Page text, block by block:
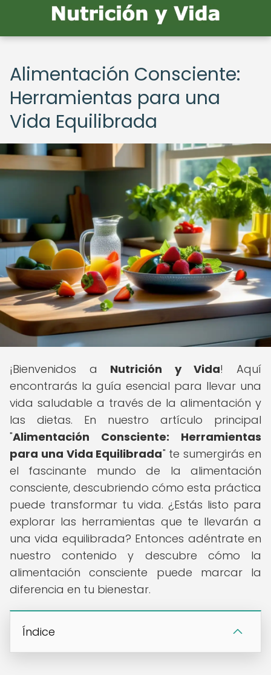
Alimentación Consciente:
Herramientas para una
Vida Equilibrada
¡Bienvenidos a Nutrición y Vida! Aquí
encontrarás la guía esencial para llevar una
vida saludable a través de la alimentación y
las dietas. En nuestro artículo principal
"Alimentación Consciente: Herramientas
para una Vida Equilibrada" te sumergirás en
el fascinante mundo de la alimentación
consciente, descubriendo cómo esta práctica
puede transformar tu vida. ¿Estás listo para
explorar las herramientas que te llevarán a
una vida equilibrada? Entonces adéntrate en
nuestro contenido y descubre cómo la
alimentación consciente puede marcar la
diferencia en tu bienestar.
Índice